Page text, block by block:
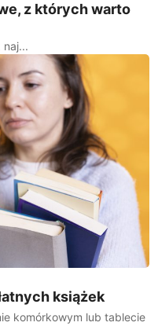
z których warto
naj...
książek
komórkowym lub tablecie